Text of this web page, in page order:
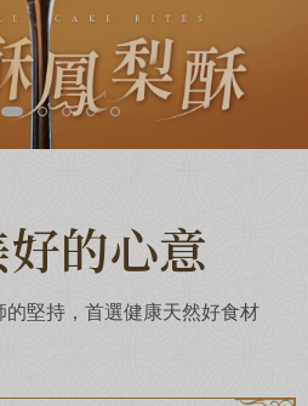
免運、宅配滿 $2500 免運🚚
的心意
堅持，首選健康天然好食材